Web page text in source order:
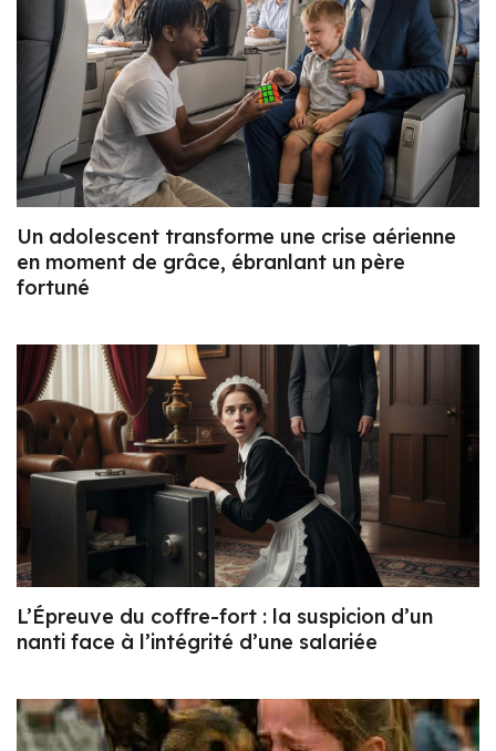
Un adolescent transforme une crise aérienne
en moment de grâce, ébranlant un père
fortuné
L’Épreuve du coffre-fort : la suspicion d’un
nanti face à l’intégrité d’une salariée